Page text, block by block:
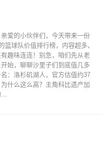
爱的小伙伴们，今天带来一份
篮球队价值排行榜，内容超多、
趣味连连！别急，咱们先从老
开始，聊聊沙里子们到底值几多
：洛杉矶湖人，官方估值约37
什么这么高？主角科比遗产加
...